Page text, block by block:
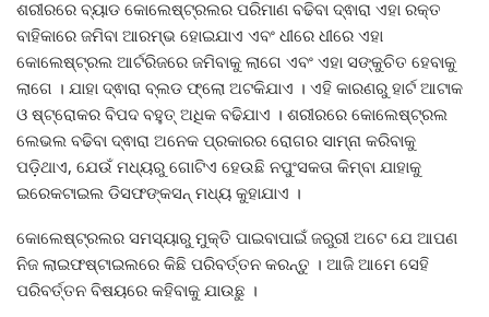
ଶରୀରରେ ବ୍ୟାଡ କୋଲେଷ୍ଟ୍ରଲର ପରିମାଣ ବଢିବା ଦ୍ଵାରା ଏହା ରକ୍ତ
ବାହିକାରେ ଜମିବା ଆରମ୍ଭ ହୋଇଯାଏ ଏବଂ ଧୀରେ ଧୀରେ ଏହା
କୋଲେଷ୍ଟ୍ରଲ ଆର୍ଟରିଜରେ ଜମିବାକୁ ଲାଗେ ଏବଂ ଏହା ସଙ୍କୁଚିତ ହେବାକୁ
ଲାଗେ । ଯାହା ଦ୍ଵାରା ବ୍ଲଡ ଫ୍ଲୋ ଅଟକିଯାଏ । ଏହି କାରଣରୁ ହାର୍ଟ ଆଟାକ
ଓ ଷ୍ଟ୍ରୋକର ବିପଦ ବହୁତ୍ ଅଧିକ ବଢିଯାଏ । ଶରୀରରେ କୋଲେଷ୍ଟ୍ରଲ
ଲେଭଲ ବଢିବା ଦ୍ଵାରା ଅନେକ ପ୍ରକାରର ରୋଗର ସାମ୍ନା କରିବାକୁ
ପଡ଼ିଥାଏ, ଯେଉଁ ମଧ୍ୟରୁ ଗୋଟିଏ ହେଉଛି ନପୁଂସକତା କିମ୍ବା ଯାହାକୁ
ଇରେକଟାଇଲ ଡିସଫଙ୍କସନ୍ ମଧ୍ୟ କୁହାଯାଏ ।
କୋଲେଷ୍ଟ୍ରଲର ସମସ୍ୟାରୁ ମୁକ୍ତି ପାଇବାପାଇଁ ଜରୁରୀ ଅଟେ ଯେ ଆପଣ
ନିଜ ଲାଇଫଷ୍ଟାଇଲରେ କିଛି ପରିବର୍ତ୍ତନ କରନ୍ତୁ । ଆଜି ଆମେ ସେହି
ପରିବର୍ତ୍ତନ ବିଷୟରେ କହିବାକୁ ଯାଉଛୁ ।